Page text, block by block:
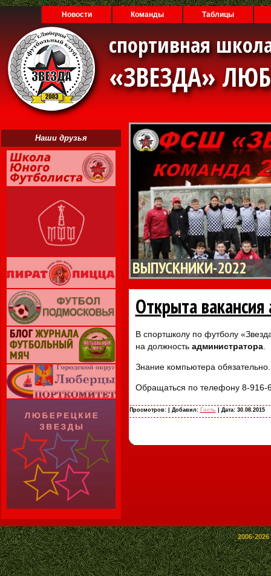
Новости Команды Таблицы
спортивная
«ЗВЕЗДА»
Наши друзья
ВЫПУСКНИКИ-2022
Открыта
В спортшколу по футболу
на должность администратора.
Знание компьютера
Обращаться по телефону 8-916-
Просмотров: | Добавил: Гость | Дата: 30.08.2015
2006-